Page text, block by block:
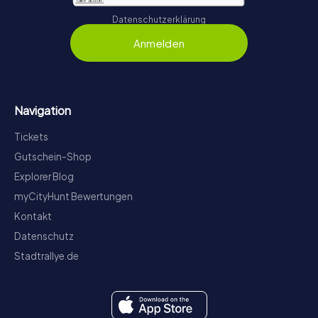
Datenschutzerklärung
Anmelden
Navigation
Tickets
Gutschein-Shop
Explorer Blog
myCityHunt Bewertungen
Kontakt
Datenschutz
Stadtrallye.de